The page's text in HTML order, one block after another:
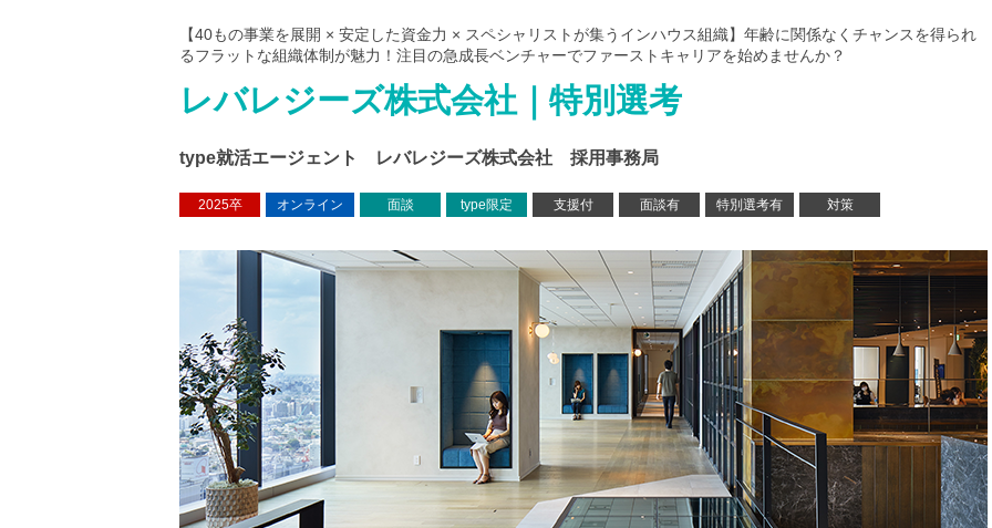
【40もの事業を展開 × 安定した資金力 × スペシャリストが集うインハウス組織】年齢に関係なくチャンスを得られ
るフラットな組織体制が魅力！注目の急成長ベンチャーでファーストキャリアを始めませんか？
レバレジーズ株式会社｜特別選考
type就活エージェント レバレジーズ株式会社 採用事務局
2025卒 オンライン 面談 type限定 支援付 面談有 特別選考有 対策